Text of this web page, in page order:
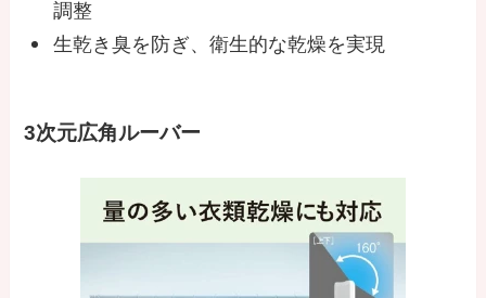
調整
生乾き臭を防ぎ、衛生的な乾燥を実現
3次元広角ルーバー